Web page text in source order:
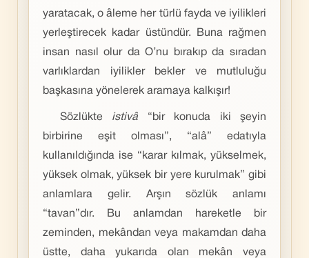
yaratacak, o âleme her türlü fayda ve iyilikleri
yerleştirecek kadar üstündür. Buna rağmen
insan nasıl olur da O’nu bırakıp da sıradan
varlıklardan iyilikler bekler ve mutluluğu
başkasına yönelerek aramaya kalkışır!
Sözlükte istivâ “bir konuda iki şeyin
birbirine eşit olması”, “alâ” edatıyla
kullanıldığında ise “karar kılmak, yükselmek,
yüksek olmak, yüksek bir yere kurulmak” gibi
anlamlara gelir. Arşın sözlük anlamı
“tavan”dır. Bu anlamdan hareketle bir
zeminden, mekândan veya makamdan daha
üstte, daha yukarıda olan mekân veya